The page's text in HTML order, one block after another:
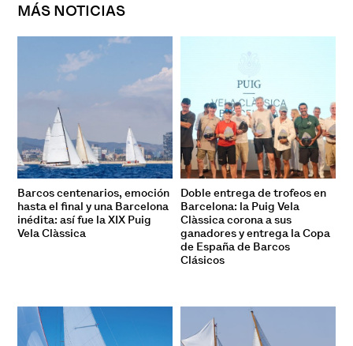
MÁS NOTICIAS
Barcos centenarios, emoción
hasta el final y una Barcelona
inédita: así fue la XIX Puig
Vela Clàssica
Doble entrega de trofeos en
Barcelona: la Puig Vela
Clàssica corona a sus
ganadores y entrega la Copa
de España de Barcos
Clásicos